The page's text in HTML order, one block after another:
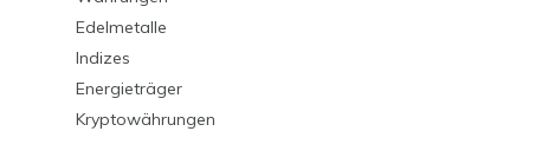
Edelmetalle
Indizes
Energieträger
Kryptowährungen